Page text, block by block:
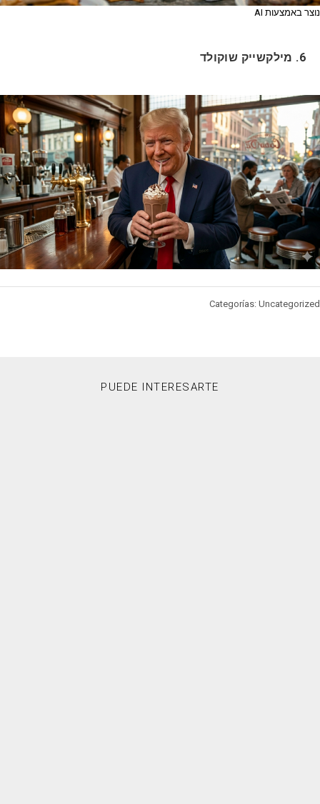
נוצר באמצעות AI
6. מילקשייק שוקולד
Categorías: Uncategorized
PUEDE INTERESARTE